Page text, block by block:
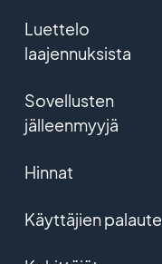
Luettelo
laajennuksista
Sovellusten
jälleenmyyjä
Hinnat
Käyttäjien palaute